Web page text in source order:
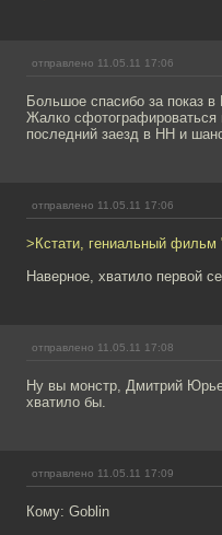
отправлено 11.05.11 17:06
Большое спасибо за показ в
Жалко
последний заезд в НН и
отправлено 11.05.11 17:06
>Кстати, гениальный фильм
Наверное, хватило первой
отправлено 11.05.11 17:08
Ну вы монстр, Дмитрий
хватило бы.
отправлено 11.05.11 17:09
Кому: Goblin